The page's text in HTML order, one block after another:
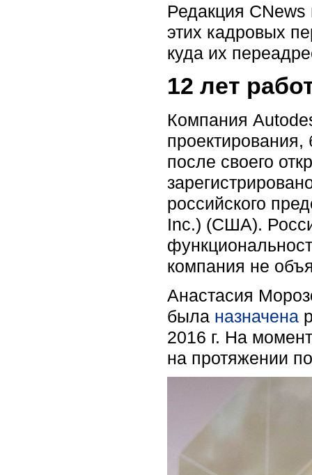
Редакция CNews
этих кадровых
куда их
12 лет
Компания
после своего
российского
Inc.) (США).
компания не
Анастасия
была назначена
2016 г. На
на протяжении